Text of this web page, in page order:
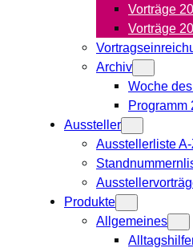
Vorträge
Vorträge
Archiv
Woche
Programm
Aussteller
Ausstellerliste
Produkte
Allgemeines